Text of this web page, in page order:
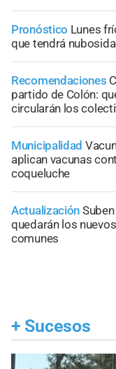
Pronóstico Lunes
que tendrá
Recomendaciones
partido de Colón:
circularán los
Municipalidad
aplican vacunas
coqueluche
Actualización
quedarán los
comunes
+ Sucesos